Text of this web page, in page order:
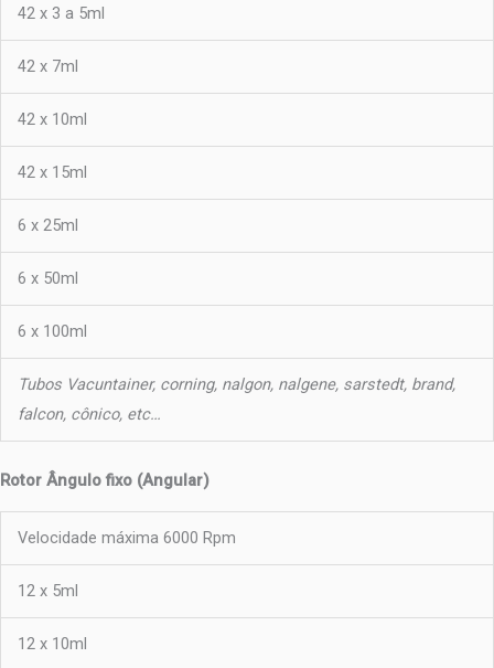
42 x 3 a 5ml
42 x 7ml
42 x 10ml
42 x 15ml
6 x 25ml
6 x 50ml
6 x 100ml
Tubos Vacuntainer, corning, nalgon, nalgene, sarstedt, brand,
falcon, cônico, etc…
Rotor Ângulo fixo (Angular)
Velocidade máxima 6000 Rpm
12 x 5ml
12 x 10ml